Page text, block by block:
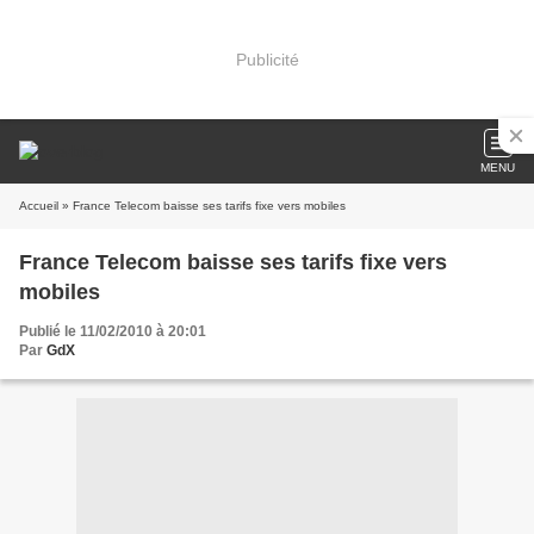
Publicité
MENU
Accueil » France Telecom baisse ses tarifs fixe vers mobiles
France Telecom baisse ses tarifs fixe vers
mobiles
Publié le 11/02/2010 à 20:01
Par GdX